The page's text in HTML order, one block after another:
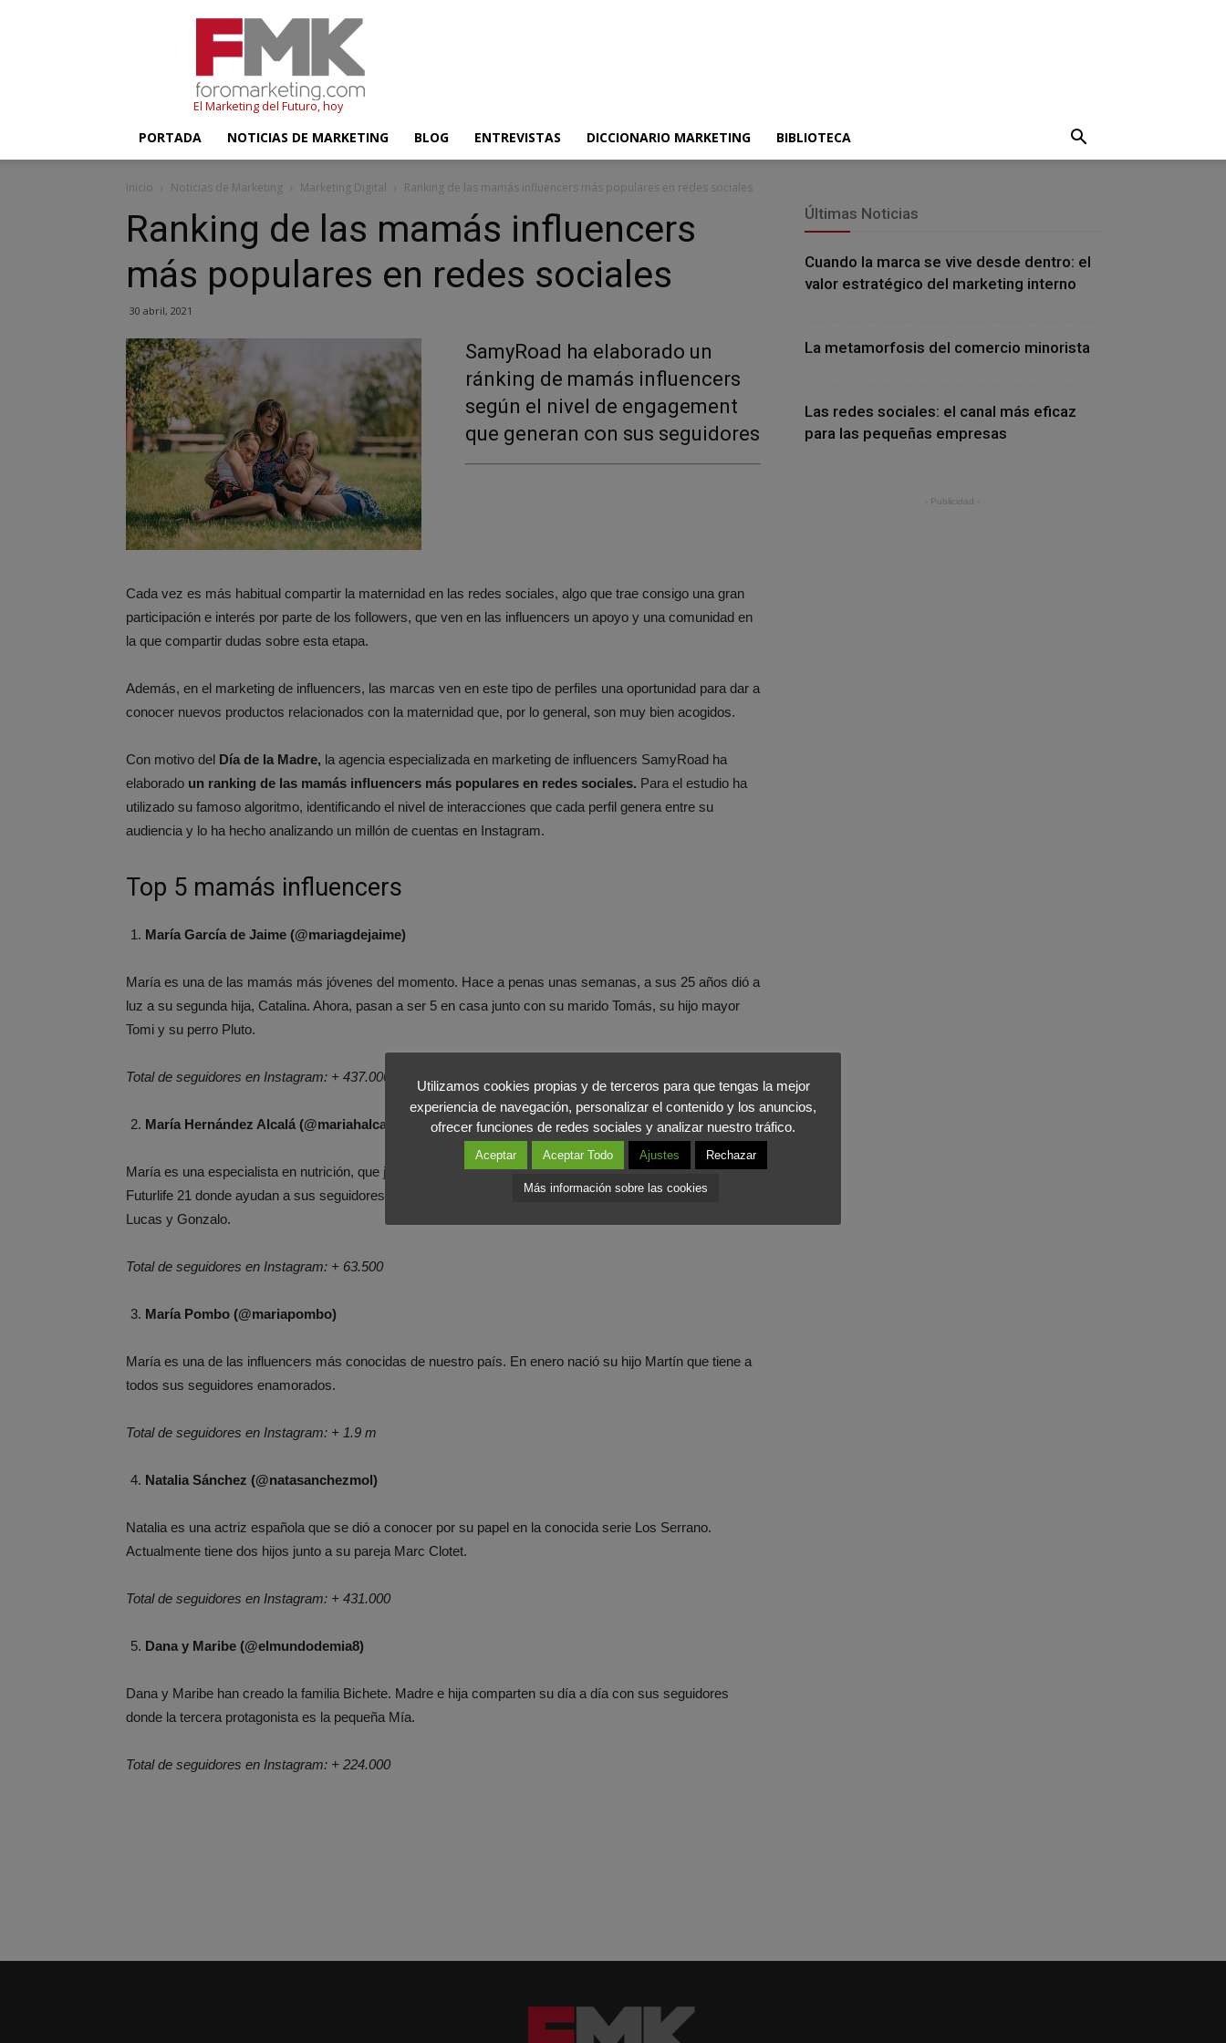
El Marketing del Futuro, hoy
PORTADA NOTICIAS DE MARKETING BLOG ENTREVISTAS DICCIONARIO MARKETING BIBLIOTECA
Inicio Noticias de Marketing Marketing Digital Ranking de las mamás influencers más populares en redes sociales
Ranking de las mamás influencers
más populares en redes sociales
30 abril, 2021
SamyRoad ha elaborado un
ránking de mamás influencers
según el nivel de engagement
que generan con sus seguidores
Cada vez es más habitual compartir la maternidad en las redes sociales, algo que trae consigo una gran
participación e interés por parte de los followers, que ven en las influencers un apoyo y una comunidad en
la que compartir dudas sobre esta etapa.
Además, en el marketing de influencers, las marcas ven en este tipo de perfiles una oportunidad para dar a
conocer nuevos productos relacionados con la maternidad que, por lo general, son muy bien acogidos.
Con motivo del Día de la Madre, la agencia especializada en marketing de influencers SamyRoad ha
elaborado un ranking de las mamás influencers más populares en redes sociales. Para el estudio ha
utilizado su famoso algoritmo, identificando el nivel de interacciones que cada perfil genera entre su
audiencia y lo ha hecho analizando un millón de cuentas en Instagram.
Top 5 mamás influencers
María García de Jaime (@mariagdejaime)
María es una de las mamás más jóvenes del momento. Hace a penas unas semanas, a sus 25 años dió a
luz a su segunda hija, Catalina. Ahora, pasan a ser 5 en casa junto con su marido Tomás, su hijo mayor
Tomi y su perro Pluto.
Total de seguidores en Instagram: + 437.000
María Hernández Alcalá (@mariahalcala)
María es una especialista en nutrición, que junto a su madre «Eleni», son conocidas por su cuenta de
Futurlife 21 donde ayudan a sus seguidores a llevar una dieta saludable y rica. Además, tiene dos hijos:
Lucas y Gonzalo.
Total de seguidores en Instagram: + 63.500
María Pombo (@mariapombo)
María es una de las influencers más conocidas de nuestro país. En enero nació su hijo Martín que tiene a
todos sus seguidores enamorados.
Total de seguidores en Instagram: + 1.9 m
Natalia Sánchez (@natasanchezmol)
Natalia es una actriz española que se dió a conocer por su papel en la conocida serie Los Serrano.
Actualmente tiene dos hijos junto a su pareja Marc Clotet.
Total de seguidores en Instagram: + 431.000
Dana y Maribe (@elmundodemia8)
Dana y Maribe han creado la familia Bichete. Madre e hija comparten su día a día con sus seguidores
donde la tercera protagonista es la pequeña Mía.
Total de seguidores en Instagram: + 224.000
Últimas Noticias
Cuando la marca se vive desde dentro: el
valor estratégico del marketing interno
La metamorfosis del comercio minorista
Las redes sociales: el canal más eficaz
para las pequeñas empresas
- Publicidad -
Utilizamos cookies propias y de terceros para que tengas la mejor
experiencia de navegación, personalizar el contenido y los anuncios,
ofrecer funciones de redes sociales y analizar nuestro tráfico.
Aceptar Aceptar Todo Ajustes Rechazar
Más información sobre las cookies